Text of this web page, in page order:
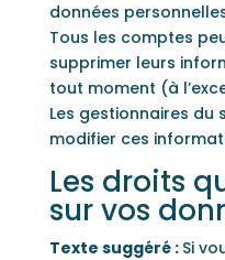
données
Tous les comptes
supprimer leurs
tout moment (à
Les gestionnaires du
modifier ces
Les droits
sur vos
Texte suggéré : Si